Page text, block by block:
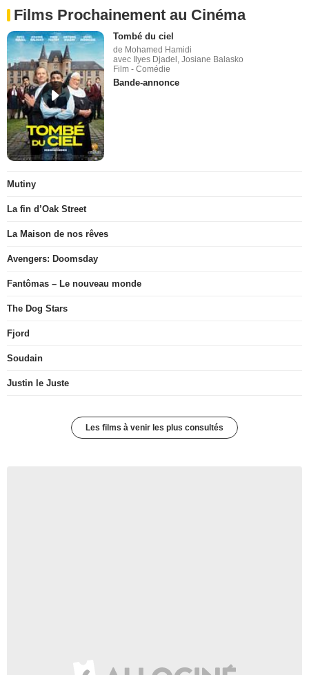
Films Prochainement au Cinéma
Tombé du ciel
de Mohamed Hamidi
avec Ilyes Djadel, Josiane Balasko
Film - Comédie
Bande-annonce
Mutiny
La fin d’Oak Street
La Maison de nos rêves
Avengers: Doomsday
Fantômas – Le nouveau monde
The Dog Stars
Fjord
Soudain
Justin le Juste
Les films à venir les plus consultés